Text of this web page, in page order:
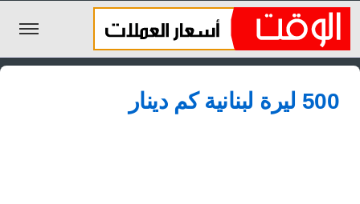
الليرة السورية
الجنيه المصري
500 ليرة لبنانية كم دينار